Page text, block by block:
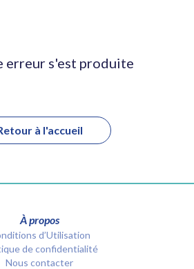
erreur s'est produite
à l'accueil
À propos
d’Utilisation
de confidentialité
Nous contacter